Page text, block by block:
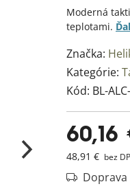
Moderná
teplotami.
Značka:
Kategórie:
Kód: BL-
60,16
48,91 € bez
Doprava